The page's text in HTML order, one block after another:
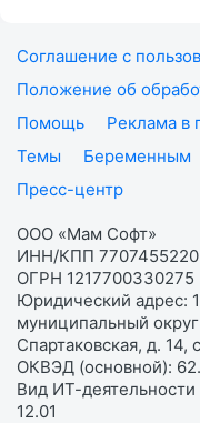
Соглашение с
Положение об
Помощь
Реклама в
Темы
Беременным
Пресс-центр
ООО «Мам Софт»
ИНН/КПП 7707455220
ОГРН 1217700330275
Юридический адрес:
муниципальный
Спартаковская, д.
ОКВЭД (основной):
Вид ИТ-
12.01